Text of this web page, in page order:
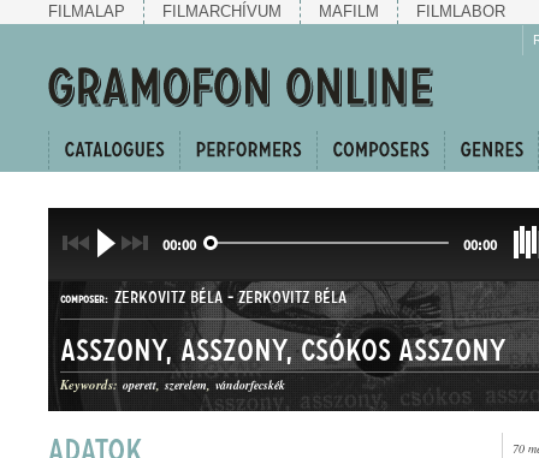
FILMALAP FILMARCHÍVUM MAFILM FILMLABOR
00:00 00:00
COMPOSER: ZERKOVITZ BÉLA -ZERKOVITZ BÉLA
Asszony, asszony, csókos asszony
Keywords: operett szerelem vándorfecskék
70